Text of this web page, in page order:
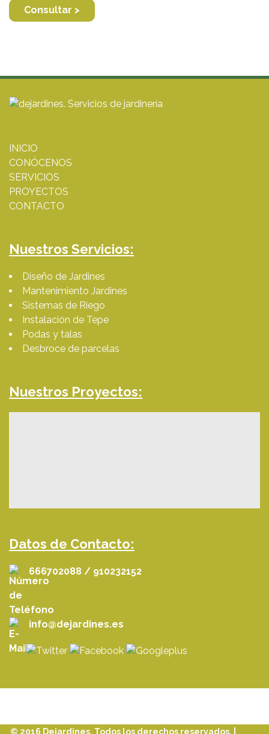
Consultar >
INICIO
CONÓCENOS
SERVICIOS
PROYECTOS
CONTACTO
Nuestros Servicios:
Diseño de Jardines
Mantenimiento Jardines
Sistemas de Riego
Instalación de Tepe
Podas y talas
Desbroce de parcelas
Nuestros Proyectos:
Datos de Contacto:
666702088 / 910232152
info@dejardines.es
© 2016 Dejardines. Todos los derechos reservados. |